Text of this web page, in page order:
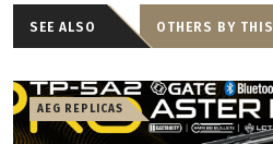
SEE ALSO OTHERS BY
AEG REPLICAS